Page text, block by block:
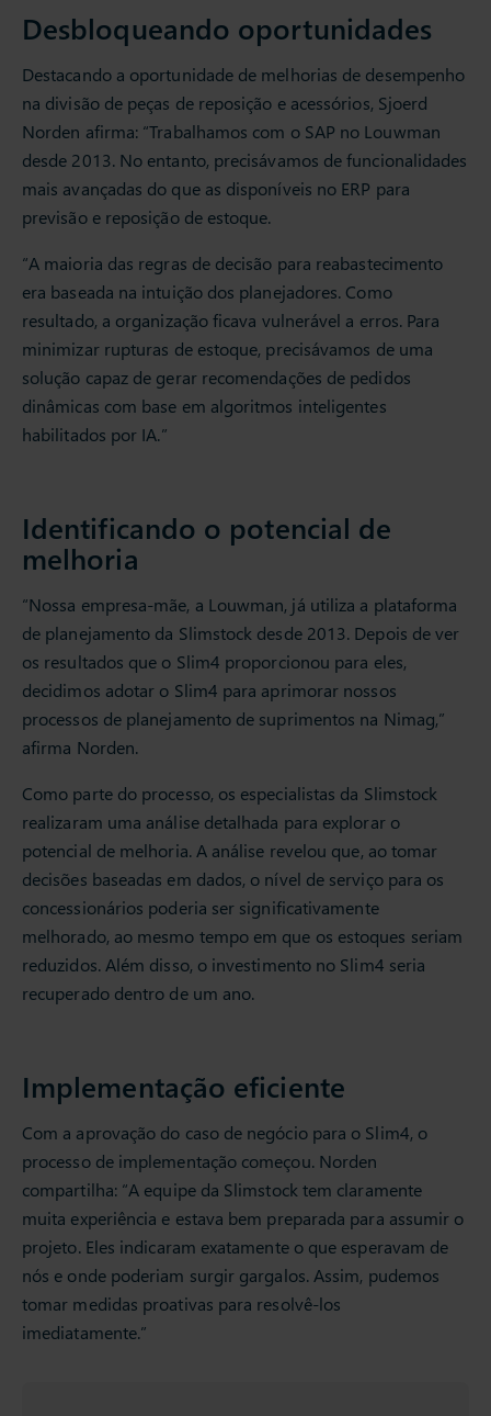
Desbloqueando oportunidades
Destacando a oportunidade de melhorias de desempenho
na divisão de peças de reposição e acessórios, Sjoerd
Norden afirma: “Trabalhamos com o SAP no Louwman
desde 2013. No entanto, precisávamos de funcionalidades
mais avançadas do que as disponíveis no ERP para
previsão e reposição de estoque.
“A maioria das regras de decisão para reabastecimento
era baseada na intuição dos planejadores. Como
resultado, a organização ficava vulnerável a erros. Para
minimizar rupturas de estoque, precisávamos de uma
solução capaz de gerar recomendações de pedidos
dinâmicas com base em algoritmos inteligentes
habilitados por IA.”
Identificando o potencial de
melhoria
“Nossa empresa-mãe, a Louwman, já utiliza a plataforma
de planejamento da Slimstock desde 2013. Depois de ver
os resultados que o Slim4 proporcionou para eles,
decidimos adotar o Slim4 para aprimorar nossos
processos de planejamento de suprimentos na Nimag,”
afirma Norden.
Como parte do processo, os especialistas da Slimstock
realizaram uma análise detalhada para explorar o
potencial de melhoria. A análise revelou que, ao tomar
decisões baseadas em dados, o nível de serviço para os
concessionários poderia ser significativamente
melhorado, ao mesmo tempo em que os estoques seriam
reduzidos. Além disso, o investimento no Slim4 seria
recuperado dentro de um ano.
Implementação eficiente
Com a aprovação do caso de negócio para o Slim4, o
processo de implementação começou. Norden
compartilha: “A equipe da Slimstock tem claramente
muita experiência e estava bem preparada para assumir o
projeto. Eles indicaram exatamente o que esperavam de
nós e onde poderiam surgir gargalos. Assim, pudemos
tomar medidas proativas para resolvê-los
imediatamente.”